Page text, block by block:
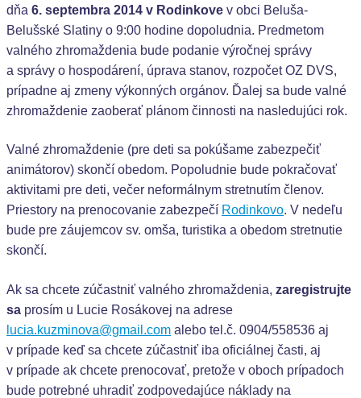
dňa 6. septembra 2014 v Rodinkove v obci Beluša-
Belušské Slatiny o 9:00 hodine dopoludnia. Predmetom
valného zhromaždenia bude podanie výročnej správy
a správy o hospodárení, úprava stanov, rozpočet OZ DVS,
prípadne aj zmeny výkonných orgánov. Ďalej sa bude valné
zhromaždenie zaoberať plánom činnosti na nasledujúci rok.
Valné zhromaždenie (pre deti sa pokúšame zabezpečiť
animátorov) skončí obedom. Popoludnie bude pokračovať
aktivitami pre deti, večer neformálnym stretnutím členov.
Priestory na prenocovanie zabezpečí Rodinkovo. V nedeľu
bude pre záujemcov sv. omša, turistika a obedom stretnutie
skončí.
Ak sa chcete zúčastniť valného zhromaždenia, zaregistrujte
sa prosím u Lucie Rosákovej na adrese
lucia.kuzminova@gmail.com alebo tel.č. 0904/558536 aj
v prípade keď sa chcete zúčastniť iba oficiálnej časti, aj
v prípade ak chcete prenocovať, pretože v oboch prípadoch
bude potrebné uhradiť zodpovedajúce náklady na